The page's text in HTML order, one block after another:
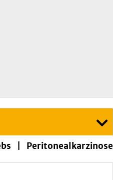
| Peritonealkarzinose